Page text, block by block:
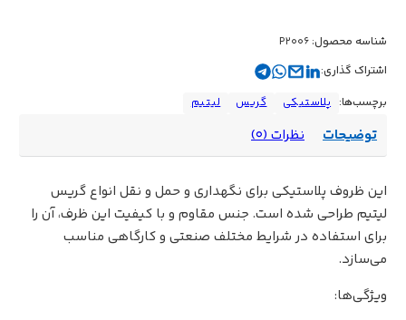
شناسه محصول:
P2006
اشتراک گذاری:
پلاستیکی
گریس لیتیم
توضیحات نظرات (0)
این ظروف پلاستیکی برای نگهداری و حمل و نقل انواع گریس
لیتیم طراحی شده است. جنس مقاوم و با کیفیت این ظرف، آن را
برای استفاده در شرایط مختلف صنعتی و کارگاهی مناسب
می‌سازد.
ویژگی‌ها: